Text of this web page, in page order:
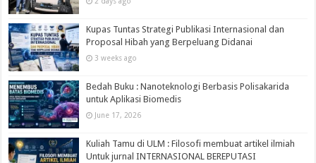
Kupas Tuntas Strategi Publikasi Internasional dan
Proposal Hibah yang Berpeluang Didanai
3 weeks ago
Bedah Buku : Nanoteknologi Berbasis Polisakarida
untuk Aplikasi Biomedis
June 17, 2026
Kuliah Tamu di ULM : Filosofi membuat artikel ilmiah
Untuk jurnal INTERNASIONAL BEREPUTASI